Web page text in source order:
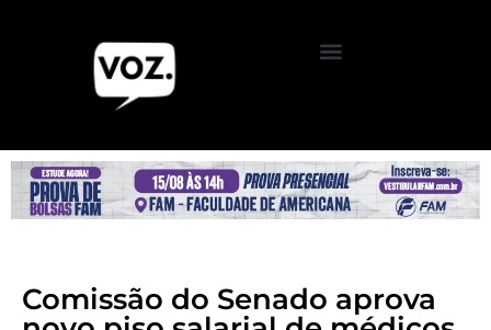
Comissão do Senado aprova